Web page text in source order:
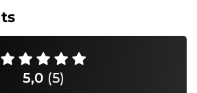
5,0 (5)